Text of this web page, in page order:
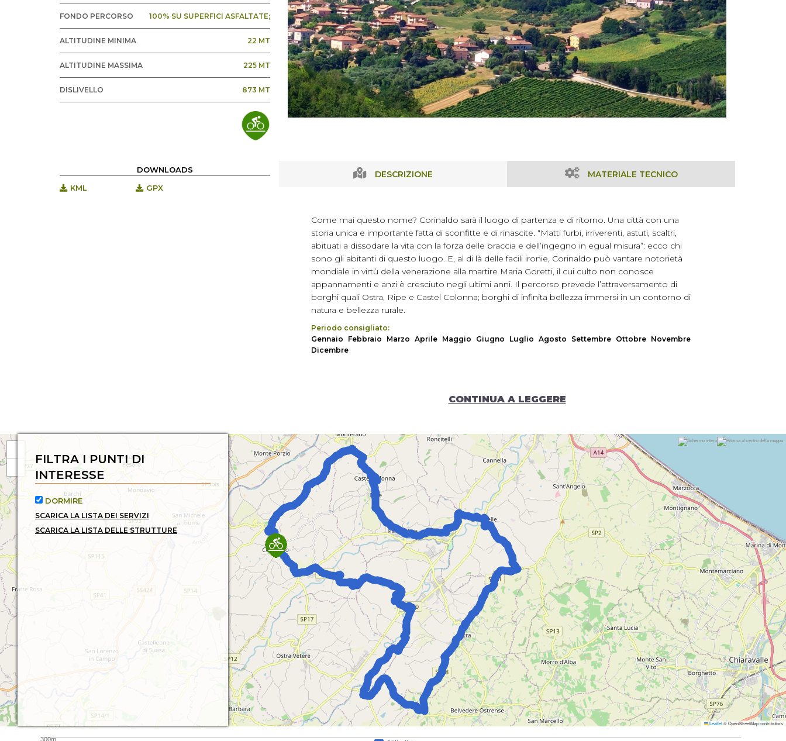
FONDO PERCORSO 100% SU SUPERFICI ASFALTATE;
ALTITUDINE MINIMA 22 MT
ALTITUDINE MASSIMA 225 MT
DISLIVELLO 873 MT
DOWNLOADS
KML
GPX
DESCRIZIONE MATERIALE TECNICO
Come mai questo nome? Corinaldo sarà il luogo di partenza e di ritorno. Una città con una
storia unica e importante fatta di sconfitte e di rinascite. “Matti furbi, irriverenti, astuti, scaltri,
abituati a dissodare la vita con la forza delle braccia e dell’ingegno in egual misura”: ecco chi
sono gli abitanti di questo luogo. E, al di là delle facili ironie, Corinaldo può vantare notorietà
mondiale in virtù della venerazione alla martire Maria Goretti, il cui culto non conosce
appannamenti e anzi è cresciuto negli ultimi anni. Il percorso prevede l’attraversamento di
borghi quali Ostra, Ripe e Castel Colonna; borghi di infinita bellezza immersi in un contorno di
natura e bellezza rurale.
Periodo consigliato:
Gennaio
Febbraio Marzo Aprile Maggio Giugno Luglio Agosto Settembre Ottobre Novembre
Dicembre
CONTINUA A LEGGERE
Leaflet© OpenStreetMap contributors
300m
FILTRA I PUNTI DI
INTERESSE
DORMIRE
SCARICA LA LISTA DEI SERVIZI
SCARICA LA LISTA DELLE STRUTTURE